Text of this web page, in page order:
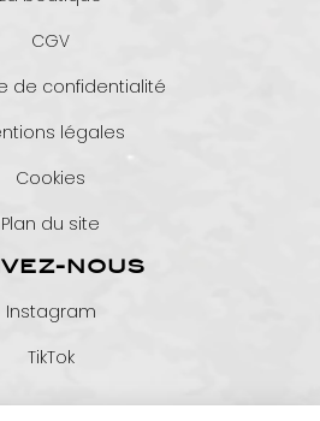
CGV
de confidentialité
légales
Cookies
Plan du site
NOUS
Instagram
TikTok